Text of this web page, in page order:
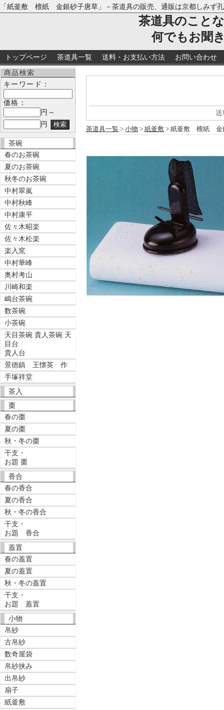
「紙釜敷 檀紙 金銀砂子唐草」－茶道具の販売、通販は京都しみず
茶道具のこと
何でもお聞
トップページ 茶道具一覧 送料・お支払い方法 お問い合わせ
商品検索
キーワード：
価格：
円～
円
茶碗
春のお茶碗
夏のお茶碗
秋冬のお茶碗
中村翠嵐
中村秋峰
中村康平
佐々木昭楽
佐々木松楽
楽入窯
中村華峰
奥村考山
川崎和楽
嶋台茶碗
数茶碗
小茶碗
天目茶碗 貴人茶碗 天
目台
貴人台
景徳鎮 王懐英 作
手塚祥堂
茶入
棗
春の棗
夏の棗
秋・冬の棗
干支・
お題 棗
香合
春の香合
夏の香合
秋・冬の香合
干支・
お題 香合
蓋置
春の蓋置
夏の蓋置
秋・冬の蓋置
干支・
お題 蓋置
小物
帛紗
古帛紗
数奇屋袋
帛紗挟み
出帛紗
扇子
紙釜敷
送
茶道具一覧 > 小物 > 紙釜敷 > 紙釜敷 檀紙 金